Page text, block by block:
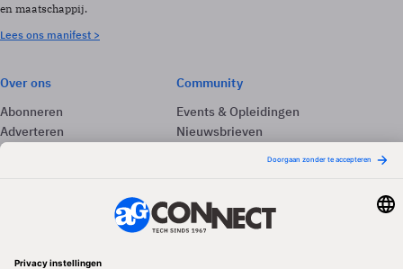
en maatschappij.
Lees ons manifest >
Over ons
Abonneren
Adverteren
Contact
Community
Events & Opleidingen
Nieuwsbrieven